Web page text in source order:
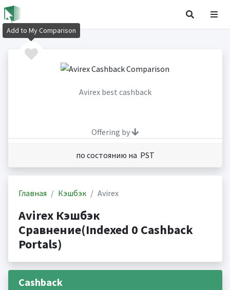
Avirex best cashback
Offering by
по состоянию на PST
Главная Кэшбэк Avirex
Avirex Кэшбэк
Сравнение(Indexed 0 Cashback
Portals)
Cashback
Add to My Comparison